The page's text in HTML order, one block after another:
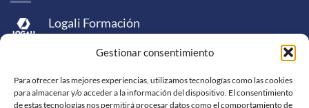
Gestionar consentimiento
Para ofrecer las mejores experiencias, utilizamos tecnologías como las cookies
para almacenar y/o acceder a la información del dispositivo. El consentimiento
de estas tecnologías nos permitirá procesar datos como el comportamiento de
Logali Formación
Logali Consultoría
Logali Ingeniería